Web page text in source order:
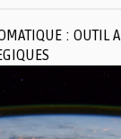
: OUTIL